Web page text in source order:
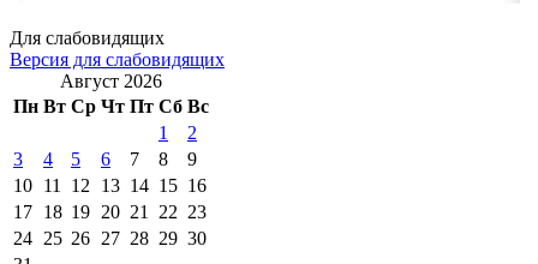
Для слабовидящих
Версия для слабовидящих
Август 2026
Пн Вт Ср Чт Пт Сб Вс
1
2
3
4 5 6 7 8
9
10 11 12 13 14 15 16
17 18 19 20 21 22 23
24 25 26 27 28 29 30